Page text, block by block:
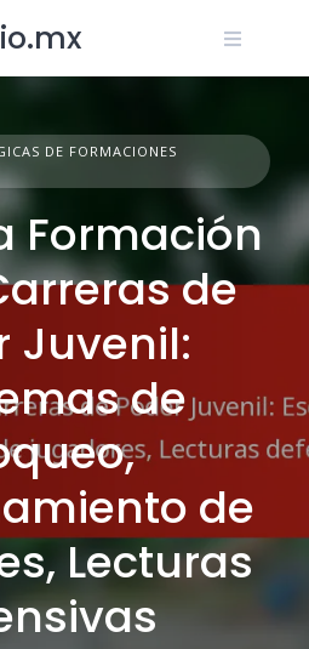
DE FORMACIONES
Formación
de
Juvenil:
de
de
Lecturas